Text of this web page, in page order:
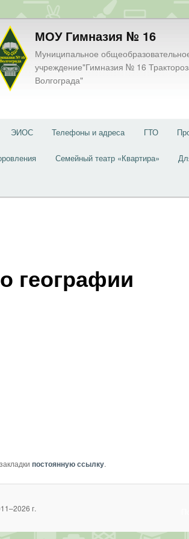
МОУ Гимназия № 16
Муниципальное
учреждение"Гимназия № 16
Волгограда"
ЭИОС Телефоны и адреса ГТО
Семейный театр «Квартира»
географии
постоянную ссылку.
г.